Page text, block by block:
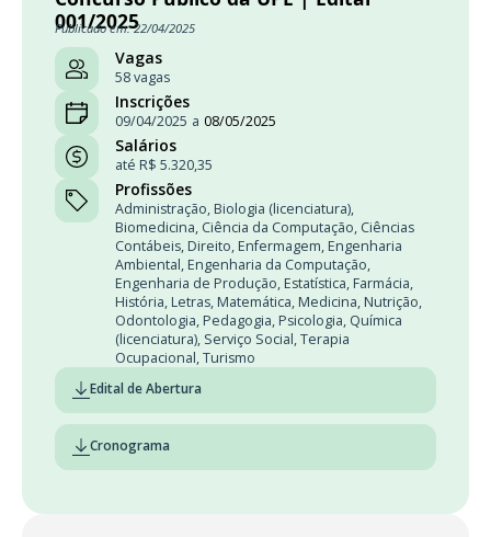
001/2025
Publicado em: 22/04/2025
Vagas
58 vagas
Inscrições
09/04/2025 a 08/05/2025
Salários
até R$ 5.320,35
Profissões
Administração, Biologia (licenciatura),
Biomedicina, Ciência da Computação, Ciências
Contábeis, Direito, Enfermagem, Engenharia
Ambiental, Engenharia da Computação,
Engenharia de Produção, Estatística, Farmácia,
História, Letras, Matemática, Medicina, Nutrição,
Odontologia, Pedagogia, Psicologia, Química
(licenciatura), Serviço Social,Terapia
Ocupacional,Turismo
Edital de Abertura
Cronograma